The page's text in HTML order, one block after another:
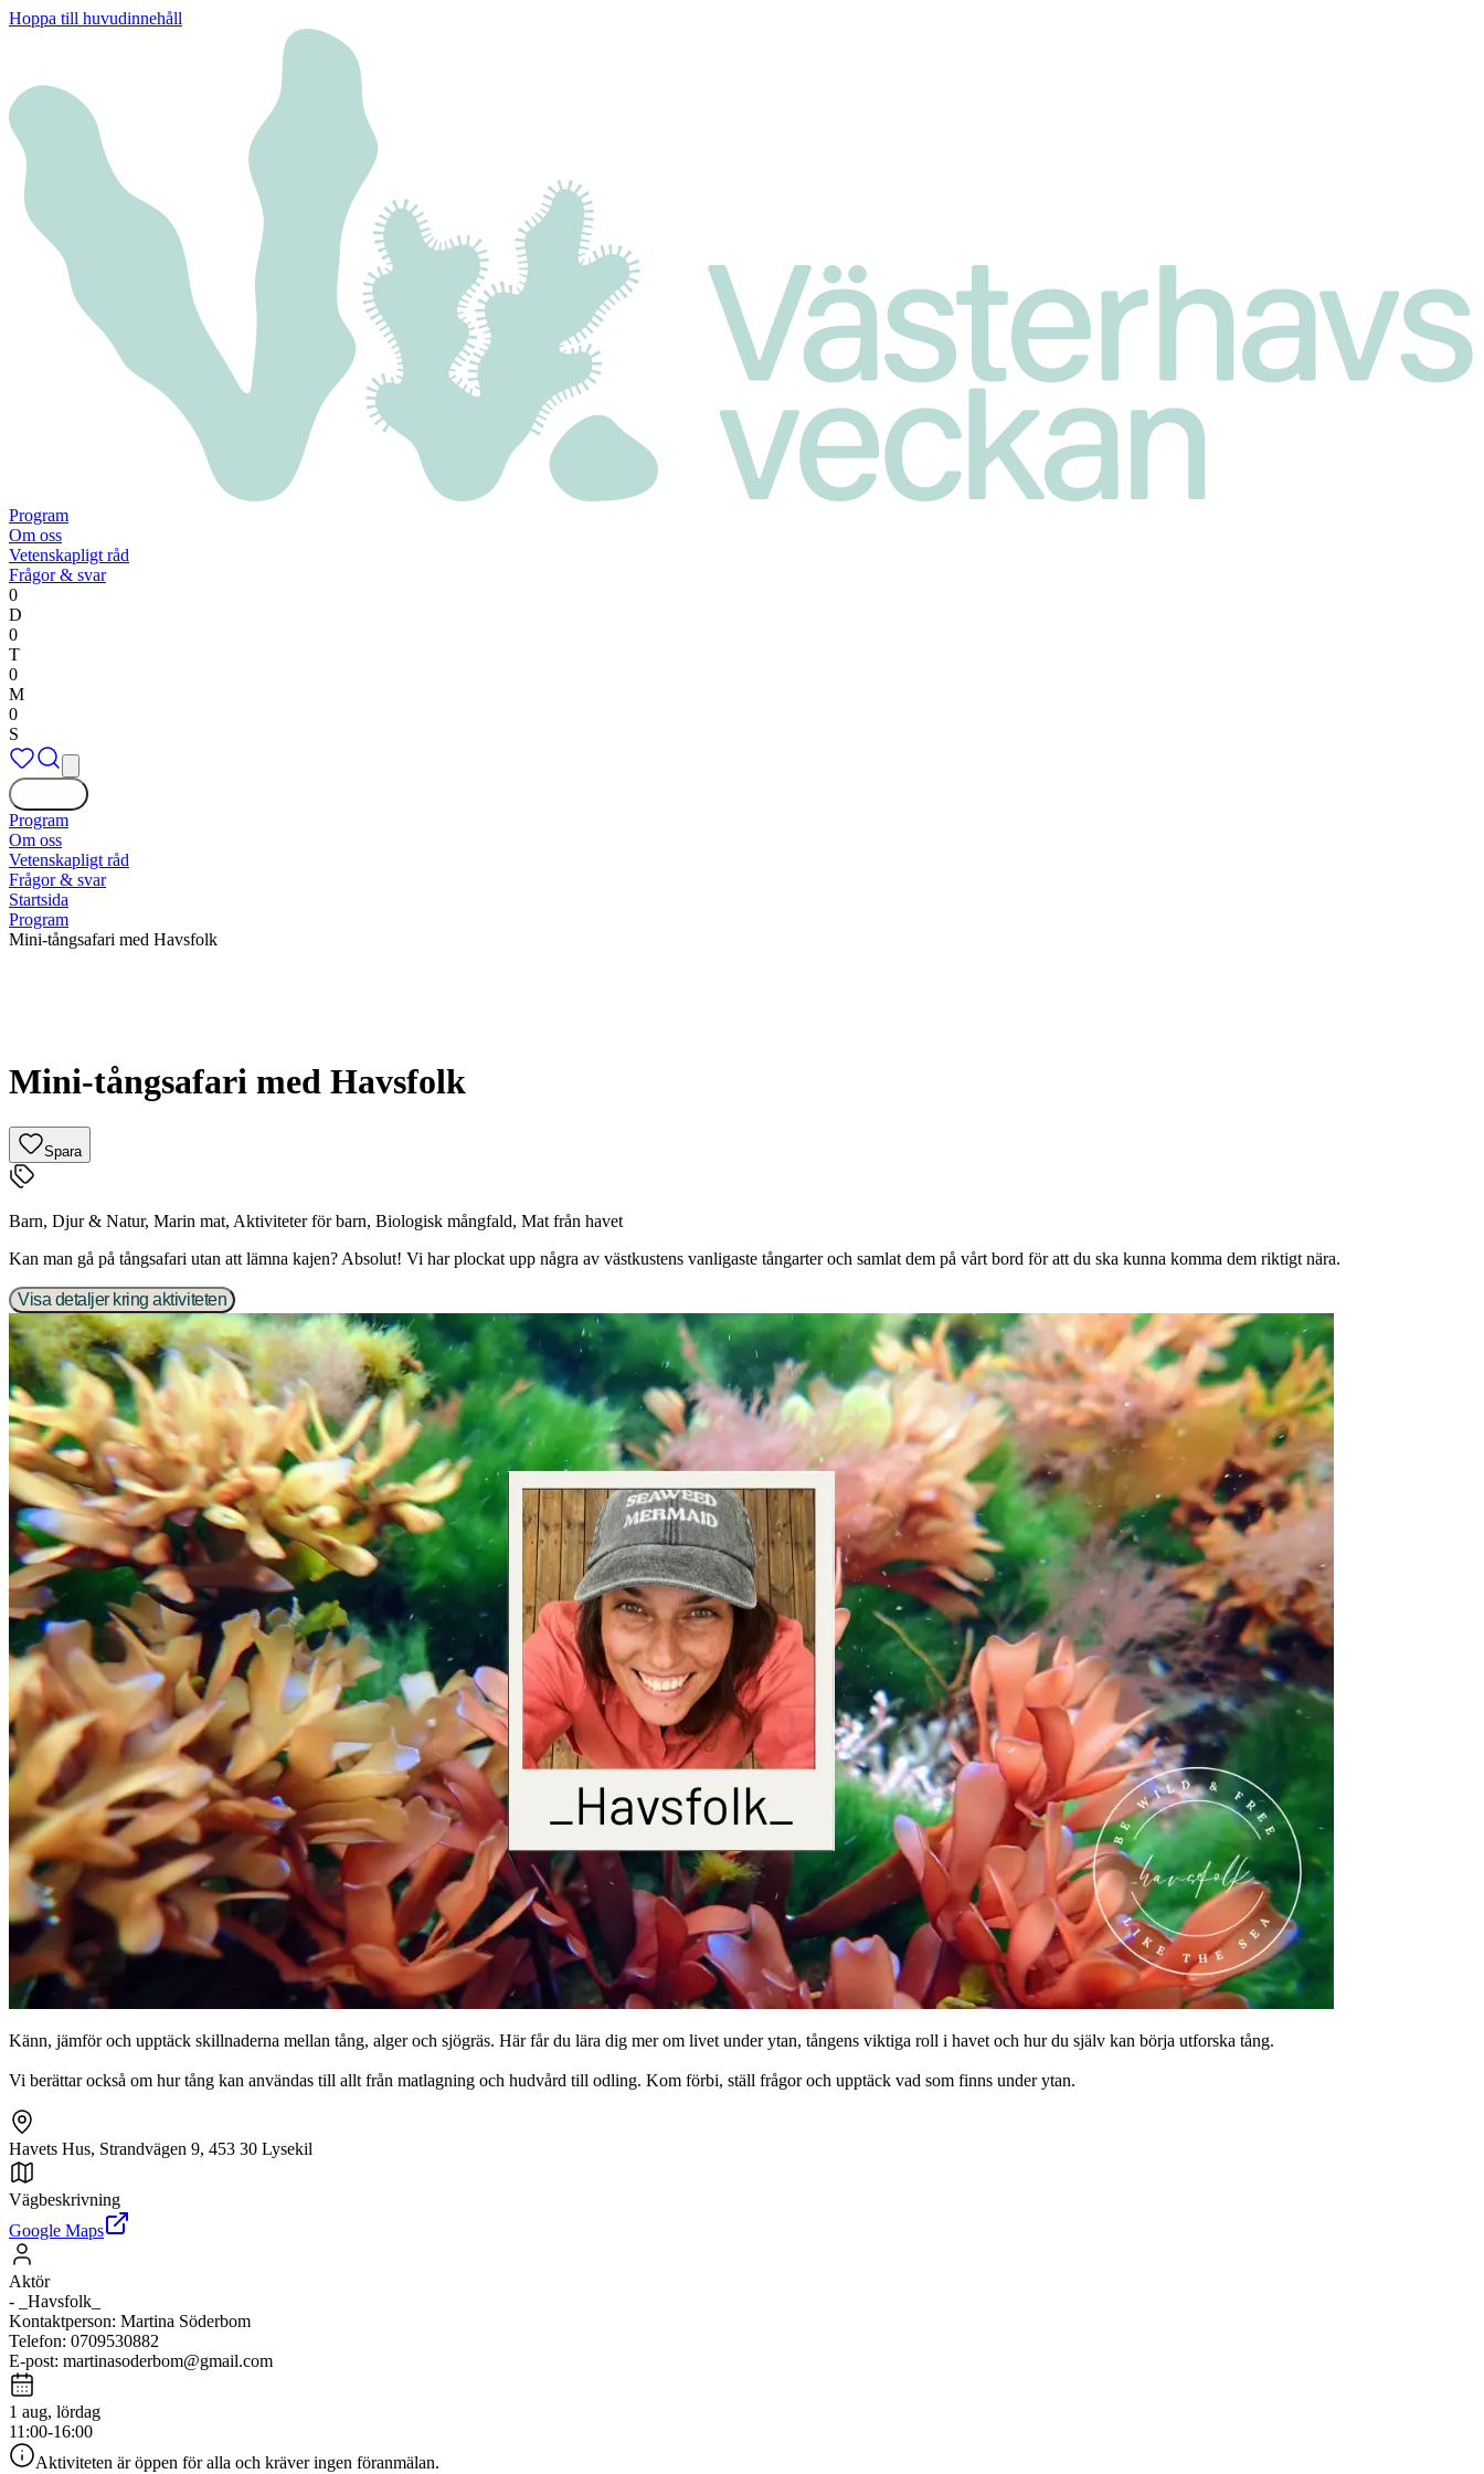
Hoppa till huvudinnehåll
Program
Om oss
Vetenskapligt råd
Frågor & svar
0
D
0
T
0
M
0
S
Program
Om oss
Vetenskapligt råd
Frågor & svar
Startsida
Program
Mini-tångsafari med Havsfolk
Mini-tångsafari med Havsfolk
Spara
Barn, Djur & Natur, Marin mat, Aktiviteter för barn, Biologisk mångfald, Mat från havet
Kan man gå på tångsafari utan att lämna kajen? Absolut! Vi har plockat upp några av västkustens vanligaste tångarter och samlat dem på vårt bord för att du ska kunna komma dem riktigt nära.
Visa detaljer kring aktiviteten
Känn, jämför och upptäck skillnaderna mellan tång, alger och sjögräs. Här får du lära dig mer om livet under ytan, tångens viktiga roll i havet och hur du själv kan börja utforska tång.
Vi berättar också om hur tång kan användas till allt från matlagning och hudvård till odling. Kom förbi, ställ frågor och upptäck vad som finns under ytan.
Havets Hus, Strandvägen 9, 453 30 Lysekil
Vägbeskrivning
Google Maps
Aktör
-
_Havsfolk_
Kontaktperson: Martina Söderbom
Telefon: 0709530882
E-post: martinasoderbom@gmail.com
1 aug, lördag
11:00-16:00
Aktiviteten är öppen för alla och kräver ingen föranmälan.